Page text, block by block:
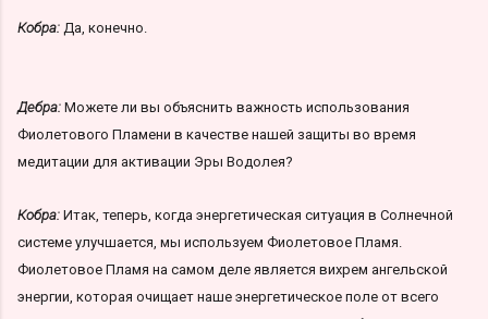
Кобра: Да, конечно.
Дебра: Можете ли вы объяснить важность использования
Фиолетового Пламени в качестве нашей защиты во время
медитации для активации Эры Водолея?
Кобра: Итак, теперь, когда энергетическая ситуация в Солнечной
системе улучшается, мы используем Фиолетовое Пламя.
Фиолетовое Пламя на самом деле является вихрем ангельской
энергии, которая очищает наше энергетическое поле от всего